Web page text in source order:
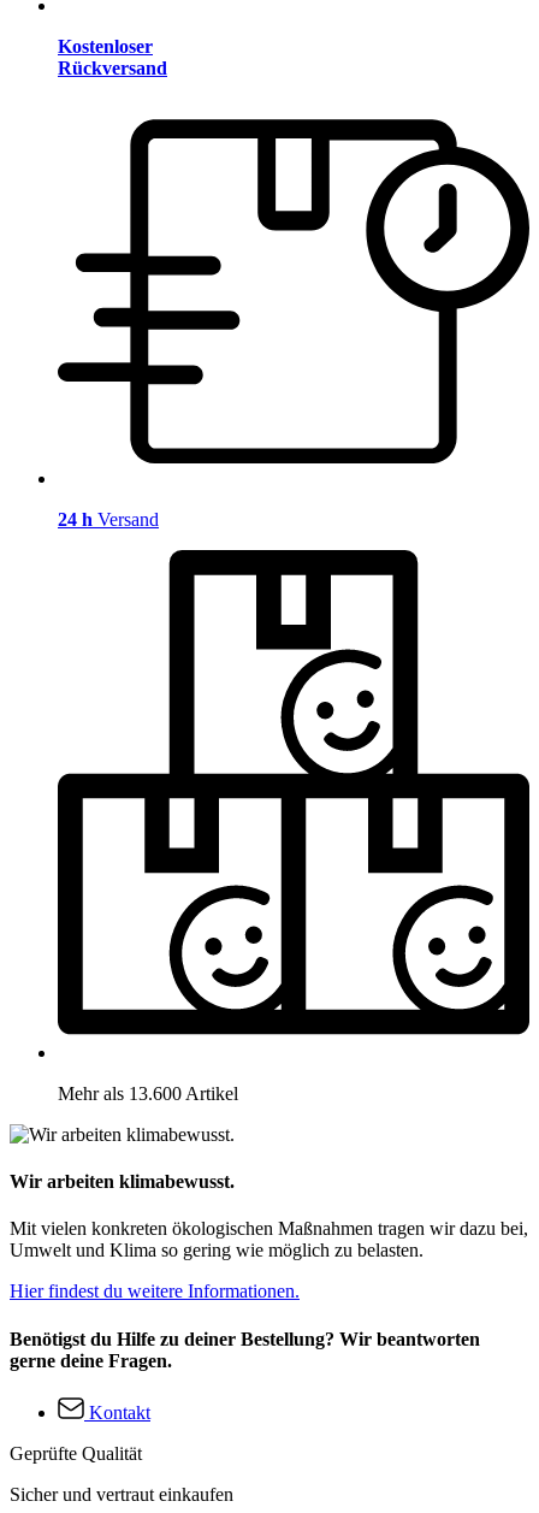
Kostenloser
Rückversand
24 h Versand
Mehr als 13.600 Artikel
Wir arbeiten klimabewusst.
Mit vielen konkreten ökologischen Maßnahmen tragen wir dazu bei,
Umwelt und Klima so gering wie möglich zu belasten.
Hier findest du weitere Informationen.
Benötigst du Hilfe zu deiner Bestellung? Wir beantworten
gerne deine Fragen.
Kontakt
Geprüfte Qualität
Sicher und vertraut einkaufen